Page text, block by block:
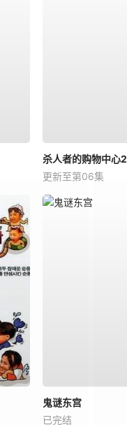
杀人者的购物中心2
更新至第06集
鬼谜东宫
已完结